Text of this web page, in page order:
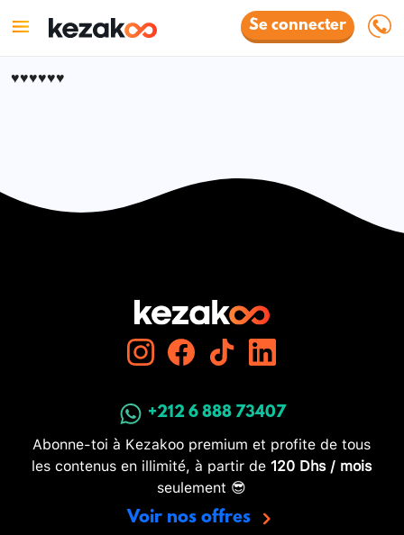
Se connecter
♥️♥️♥️♥️♥️♥️
+212 6 888 73407
Abonne-toi à Kezakoo premium et profite de tous
les contenus en illimité, à partir de 120 Dhs / mois
seulement 😎
Voir nos offres